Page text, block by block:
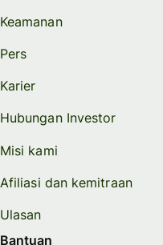
Keamanan
Pers
Karier
Hubungan Investor
Misi kami
Afiliasi dan kemitraan
Ulasan
Bantuan